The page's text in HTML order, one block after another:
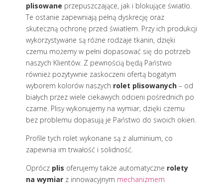
plisowane przepuszczające, jak i blokujące światło.
Te ostanie zapewniają pełną dyskrecję oraz
skuteczną ochronę przed światłem. Przy ich produkcji
wykorzystywane są różne rodzaje tkanin, dzięki
czemu możemy w pełni dopasować się do potrzeb
naszych Klientów. Z pewnością będą Państwo
również pozytywnie zaskoczeni ofertą bogatym
wyborem kolorów naszych rolet plisowanych– od
białych przez wiele ciekawych odcieni pośrednich po
czarne. Plisy wykonujemy na wymiar, dzięki czemu
bez problemu dopasują je Państwo do swoich okien.
Profile tych rolet wykonane są z aluminium, co
zapewnia im trwałość i solidność.
Oprócz plis oferujemy także automatyczne rolety
na wymiarz innowacyjnym mechanizmem